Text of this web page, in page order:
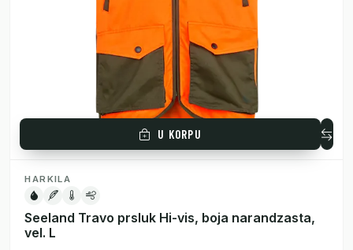
U KORPU
HARKILA
Seeland Travo prsluk Hi-vis, boja narandzasta,
vel. L